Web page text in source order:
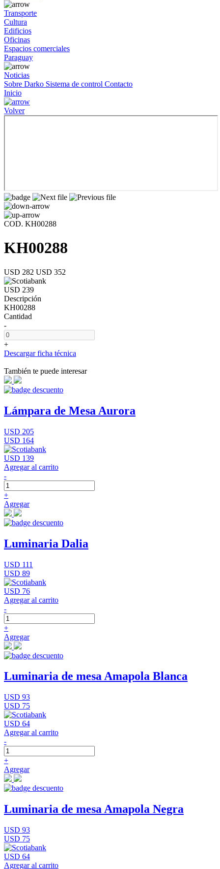
Transporte
Cultura
Edificios
Oficinas
Espacios comerciales
Paraguay
Noticias
Sobre Darko Sistema de control Contacto
Inicio
Volver
COD. KH00288
KH00288
USD 282 USD 352
USD 239
Descripción
KH00288
Cantidad
-
+
Descargar ficha técnica
También te puede interesar
Lámpara de Mesa Aurora
USD 205
USD 164
USD 139
Agregar al carrito
-
+
Agregar
Luminaria Dalia
USD 111
USD 89
USD 76
Agregar al carrito
-
+
Agregar
Luminaria de mesa Amapola Blanca
USD 93
USD 75
USD 64
Agregar al carrito
-
+
Agregar
Luminaria de mesa Amapola Negra
USD 93
USD 75
USD 64
Agregar al carrito